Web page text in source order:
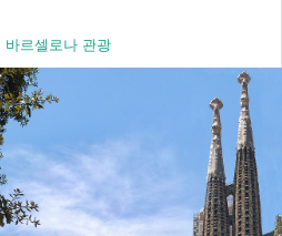
바르셀로나 관광